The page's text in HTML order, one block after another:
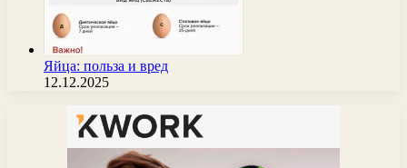
Яйца: польза и вред
12.12.2025